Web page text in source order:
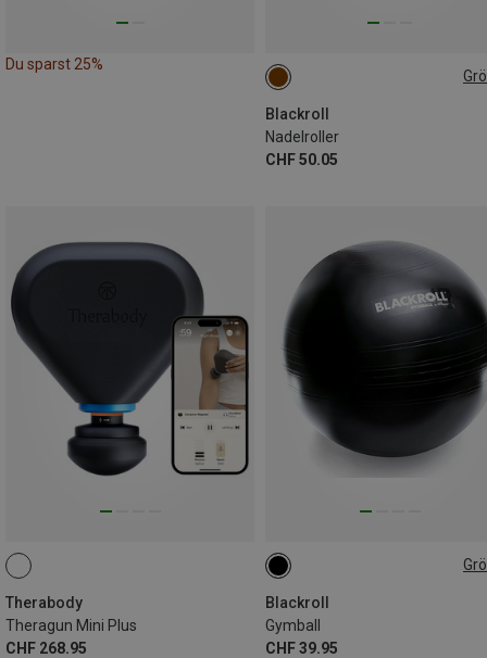
Du sparst 25%
Blackroll
Nadelroller
CHF 50.05
ONE SIZE
Therabody
Theragun Mini Plus
CHF 268.95
Blackroll
Gymball
CHF 39.95
56-65CM